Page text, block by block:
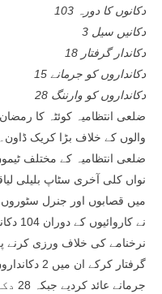
103 دکانوں کا دورہ
3 دکانیں سیل
18 دکاندار گرفتار
15 دکانداروں کو جرمانے
28 دکانداروں کو وارننگ
ضلعی انتظامیہ کوئٹہ کا
والوں کے خلاف بڑا کریک ڈاون۔
ضلعی انتظامیہ کے مختلف
نواں کلی آخری سٹاپ بلیلی
میں قصابوں اور جنرل سٹوروں
نے